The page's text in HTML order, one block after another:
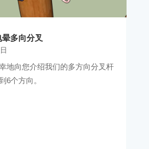
多向分叉
地向您介绍我们的多方向分叉杆
6个方向。